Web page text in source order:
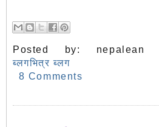
Posted by: nepalean
ब्लगभित्र ब्लग
8 Comments